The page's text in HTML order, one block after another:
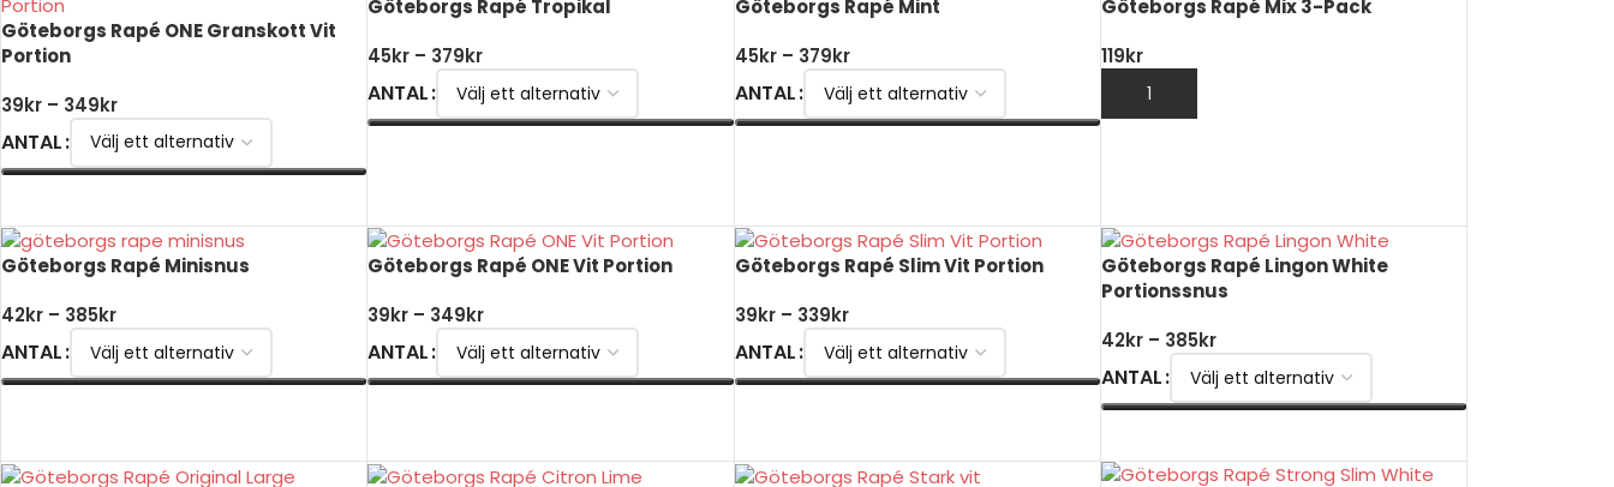
Göteborgs Rapé ONE Granskott Vit
Portion
39kr – 349kr
ANTAL
Göteborgs Rapé Tropikal
45kr – 379kr
ANTAL
Göteborgs Rapé Mint
45kr – 379kr
ANTAL
Göteborgs Rapé Mix 3-Pack
119kr
LÄGG TILL I VARUKORG
Göteborgs Rapé Minisnus
42kr – 385kr
ANTAL
Göteborgs Rapé ONE Vit Portion
39kr – 349kr
ANTAL
Göteborgs Rapé Slim Vit Portion
39kr – 339kr
ANTAL
Göteborgs Rapé Lingon White
Portionssnus
42kr – 385kr
ANTAL